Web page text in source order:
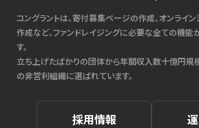
コングラントは、寄付募集ページの作成、オンライ
作成など、ファンドレイジングに必要な全ての機能
す。
立ち上げたばかりの団体から年間収入数十億円規
の非営利組織に選ばれています。
採用情報